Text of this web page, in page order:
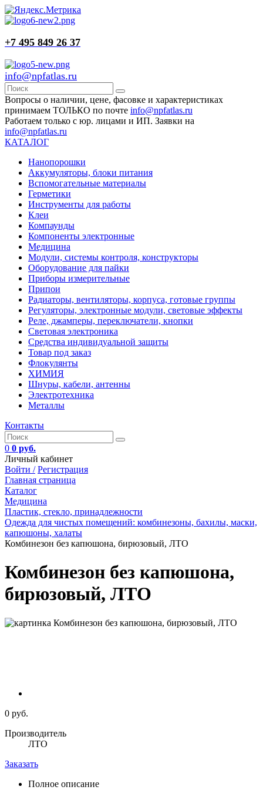
+7 495 849 26 37
info@npfatlas.ru
Вопросы о наличии, цене, фасовке и характеристиках
принимаем ТОЛЬКО по почте info@npfatlas.ru
Работаем только с юр. лицами и ИП. Заявки на
info@npfatlas.ru
КАТАЛОГ
Нанопорошки
Аккумуляторы, блоки питания
Вспомогательные материалы
Герметики
Инструменты для работы
Клеи
Компаунды
Компоненты электронные
Медицина
Модули, системы контроля, конструкторы
Оборудование для пайки
Приборы измерительные
Припои
Радиаторы, вентиляторы, корпуса, готовые группы
Регуляторы, электронные модули, световые эффекты
Реле, джамперы, переключатели, кнопки
Световая электроника
Средства индивидуальной защиты
Товар под заказ
Флокулянты
ХИМИЯ
Шнуры, кабели, антенны
Электротехника
Металлы
Контакты
0 0 руб.
Личный кабинет
Войти / Регистрация
Главная страница
Каталог
Медицина
Пластик, стекло, принадлежности
Одежда для чистых помещений: комбинезоны, бахилы, маски,
капюшоны, халаты
Комбинезон без капюшона, бирюзовый, ЛТО
Комбинезон без капюшона,
бирюзовый, ЛТО
0 руб.
Производитель
ЛТО
Заказать
Полное описание